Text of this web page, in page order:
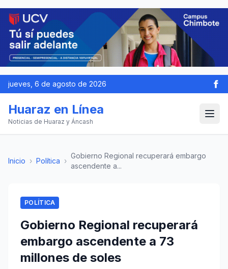
jueves, 6 de agosto de 2026
Huaraz en Línea
Noticias de Huaraz y Áncash
Inicio › Política ›
Gobierno Regional recuperará embargo
ascendente a...
POLÍTICA
Gobierno Regional recuperará
embargo ascendente a 73
millones de soles